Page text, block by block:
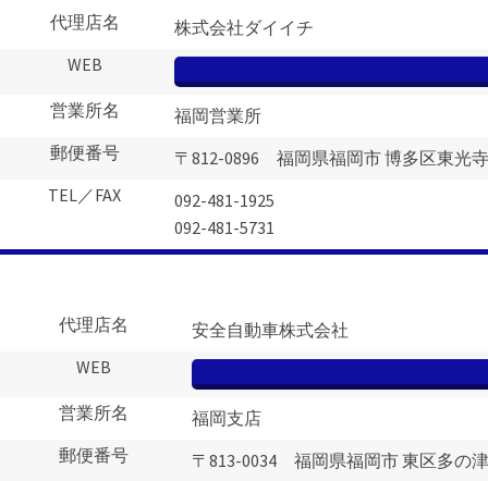
代理店名
株式会社ダイイチ
WEB
営業所名
福岡営業所
郵便番号
〒812-0896 福岡県福岡市 博多区東光
TEL／FAX
092-481-1925
092-481-5731
代理店名
安全自動車株式会社
WEB
営業所名
福岡支店
郵便番号
〒813-0034 福岡県福岡市 東区多の